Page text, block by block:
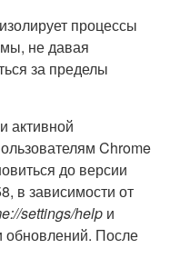
процессы
не давая
за пределы
активной
Chrome
до версии
в зависимости от
settings/help и
обновлений. После